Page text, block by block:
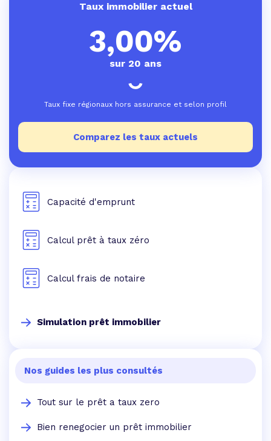
Taux immobilier actuel
3,00%
sur 20 ans
Taux fixe régionaux hors assurance et selon profil
Comparez les taux actuels
Capacité d'emprunt
Calcul prêt à taux zéro
Calcul frais de notaire
Simulation prêt immobilier
Nos guides les plus consultés
Tout sur le prêt a taux zero
Bien renegocier un prêt immobilier